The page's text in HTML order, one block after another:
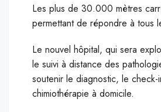
Les plus de 30.000 mètres
permettant de répondre à tous
Le nouvel hôpital, qui sera
le suivi à distance des
soutenir le diagnostic, le check-
chimiothérapie à domicile.